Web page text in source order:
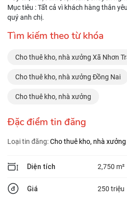
Mục tiêu : Tất cả vì khách hàng thân
quý anh chị.
Tìm kiếm theo từ khóa
Cho thuê kho, nhà xưởng Xã Nhơn
Cho thuê kho, nhà xưởng Đồng Nai
Cho thuê kho, nhà xưởng
Đặc điểm tin đăng
Loại tin đăng:Cho thuê kho, nhà xưởng
Diện tích 2,750 m²
Giá 250 triệu